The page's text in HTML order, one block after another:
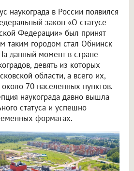
наукограда в России появился
закон «О статусе
Федерации» был принят
таким городом стал Обнинск
данный момент в стране
девять из которых
области, а всего их,
70 населенных пунктов.
наукограда давно вышла
статуса и успешно
форматах.